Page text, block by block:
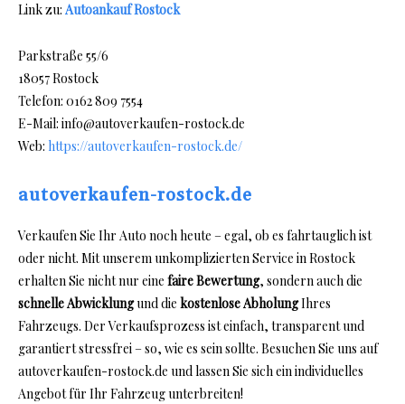
Link zu: Autoankauf Rostock
Parkstraße 55/6
18057 Rostock
Telefon: 0162 809 7554
E-Mail: info@autoverkaufen-rostock.de
Web: https://autoverkaufen-rostock.de/
autoverkaufen-rostock.de
Verkaufen Sie Ihr Auto noch heute – egal, ob es fahrtauglich ist
oder nicht. Mit unserem unkomplizierten Service in Rostock
erhalten Sie nicht nur eine faire Bewertung, sondern auch die
schnelle Abwicklungund die kostenlose AbholungIhres
Fahrzeugs. Der Verkaufsprozess ist einfach, transparent und
garantiert stressfrei – so, wie es sein sollte. Besuchen Sie uns auf
autoverkaufen-rostock.de und lassen Sie sich ein individuelles
Angebot für Ihr Fahrzeug unterbreiten!